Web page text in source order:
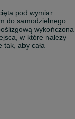
pod wymiar
do samodzielnego
wykończona
w które należy
aby cała